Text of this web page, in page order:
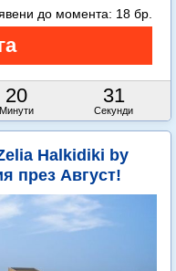
20
Минути
30
Секунди
до момента: 18 бр.
Halkidiki by
през Август!